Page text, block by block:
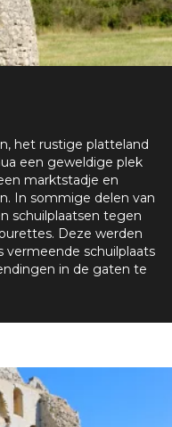
het rustige platteland
een geweldige plek
marktstadje en
In sommige delen van
schuilplaatsen tegen
Deze werden
vermeende schuilplaats
in de gaten te